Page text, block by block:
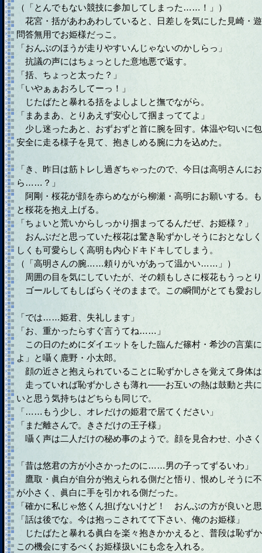
（「とんでもない競技に参加してしまった……！」）
花宮・括があわあわしていると、日差しを気にした見崎・
問答無用でお姫様だっこ。
「おんぶのほうが走りやすいんじゃないのかしらっ」
抗議の声にはちょっとした意地悪で返す。
「括、ちょっと太った？」
「いやぁぁおろしてーっ！」
じたばたと暴れる括をよしよしと撫でながら。
「まあまあ、とりあえず安心して掴まっててよ」
少し迷ったあと、おずおずと首に腕を回す。体温や匂いに
安全に走る様子を見て、抱きしめる腕に力を込めた。
「き、昨日は筋トレし過ぎちゃったので、今日は高明さんに
ら……？」
阿剛・桜花が顔を赤らめながら柳瀬・高明にお願いする。
と桜花を抱え上げる。
「ちょいと荒いからしっかり掴まってるんだぜ、お姫様？」
おんぶだと思っていた桜花は驚き恥ずかしそうにおとなし
しくも可愛らしく高明も内心ドキドキしてしまう。
（「高明さんの腕……頼りがいがあって温かい……」）
周囲の目を気にしていたが、その頼もしさに桜花もうっと
ゴールしてもしばらくそのままで。この瞬間がとても愛お
「では……姫君、失礼します」
「お、重かったらすぐ言うてね……」
この日のためにダイエットをした臨んだ篠村・希沙の言葉
よ」と囁く鹿野・小太郎。
顔の近さと抱えられていることに恥ずかしさを覚えて身体
走っていれば恥ずかしさも薄れ――お互いの熱は鼓動と共に
いと思う気持ちはどちらも同じで。
「……もう少し、オレだけの姫君で居てください」
「まだ離さんで。きさだけの王子様」
囁く声は二人だけの秘め事のようで。顔を見合わせ、小さ
「昔は悠君の方が小さかったのに……男の子ってずるいわ」
鷹取・眞白が自分が抱えられる側だと悟り、恨めしそうに
が小さく、眞白に手を引かれる側だった。
「確かに私じゃ悠くん担げないけど！ おんぶの方が良いと
「話は後でな。今は抱っこされてて下さい、俺のお姫様」
じたばたと暴れる眞白を楽々抱きかかえると、普段は恥ず
この機会にするべくお姫様扱いにも念を入れる。